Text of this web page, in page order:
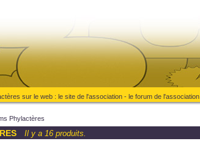
sur le web : le site de l'association- le forum de l'association
Phylactères
Il y a 16 produits.